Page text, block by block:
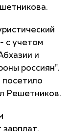
с учетом
и
россиян".
посетило
Решетников.
зарплат,